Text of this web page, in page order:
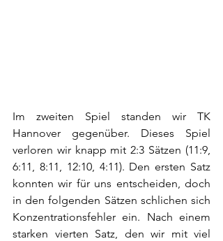
Im zweiten Spiel standen wir TK
Hannover gegenüber. Dieses Spiel
verloren wir knapp mit 2:3 Sätzen (11:9,
6:11, 8:11, 12:10, 4:11). Den ersten Satz
konnten wir für uns entscheiden, doch
in den folgenden Sätzen schlichen sich
Konzentrationsfehler ein. Nach einem
starken vierten Satz, den wir mit viel